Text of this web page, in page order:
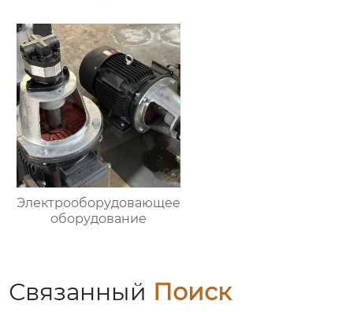
Электрооборудовающее
оборудование
Связанный Поиск